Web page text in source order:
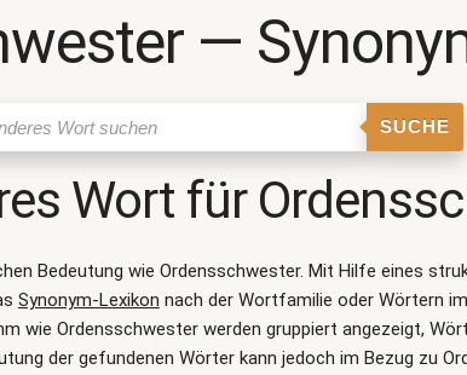
―
SUCHE
Wort für
Bedeutung wieOrdensschwester. Mit Hilfe eines
Synonym-Lexikon nach der Wortfamilie oder Wörtern
wie Ordensschwester werden gruppiert angezeigt,
der gefundenen Wörter kann jedoch im Bezug zu